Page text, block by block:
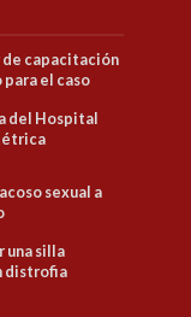
de capacitación
el caso
del Hospital
sexual a
una silla
distrofia